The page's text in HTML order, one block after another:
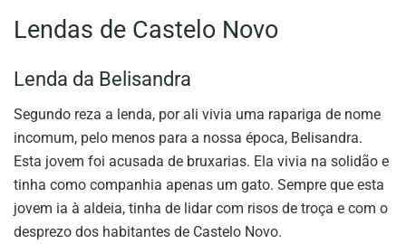
Lendas de Castelo Novo
Lenda da Belisandra
Segundo reza a lenda, por ali vivia uma rapariga de nome
incomum, pelo menos para a nossa época, Belisandra.
Esta jovem foi acusada de bruxarias. Ela vivia na solidão e
tinha como companhia apenas um gato. Sempre que esta
jovem ia à aldeia, tinha de lidar com risos de troça e com o
desprezo dos habitantes de Castelo Novo.